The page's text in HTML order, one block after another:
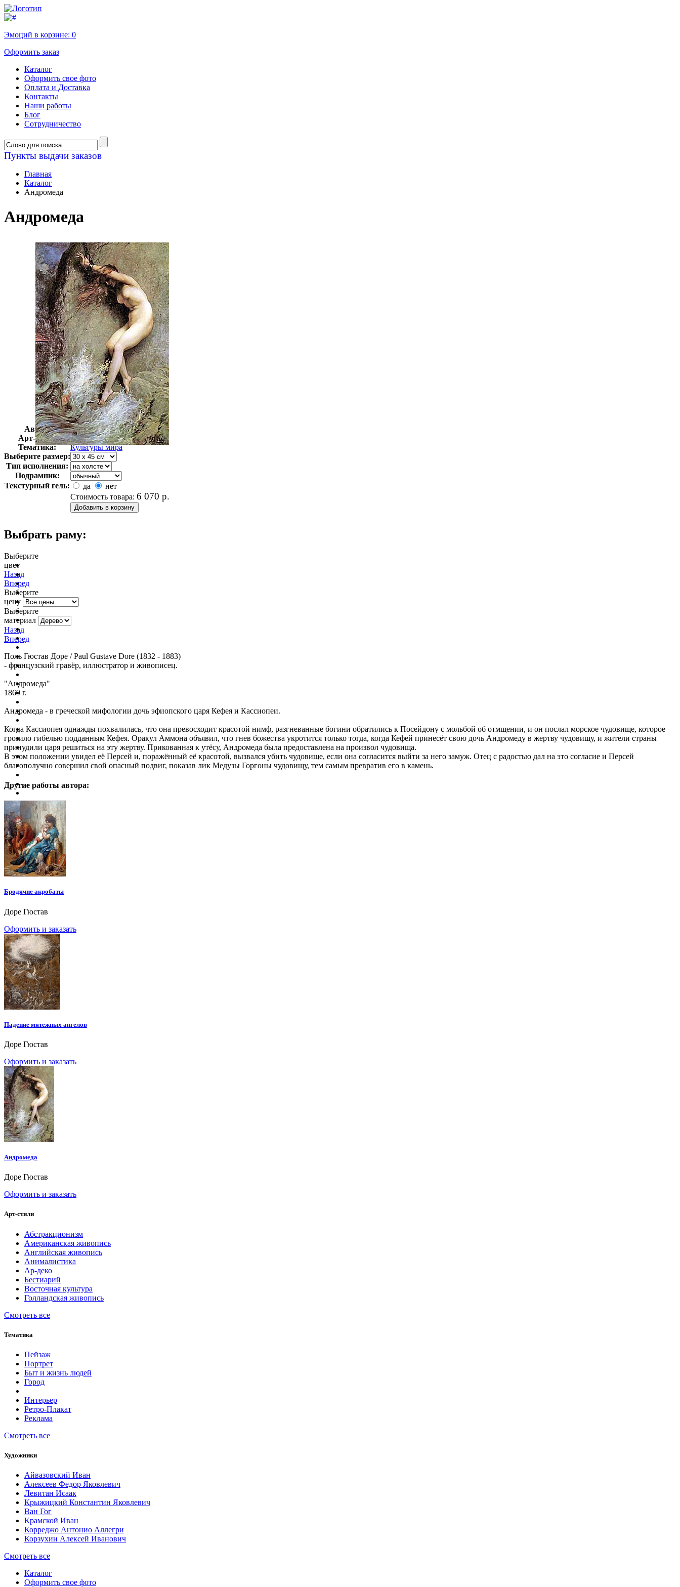
Эмоций в корзине: 0
Оформить заказ
Каталог
Оформить свое фото
Оплата и Доставка
Контакты
Наши работы
Блог
Сотрудничество
Пункты выдачи заказов
Главная
Каталог
Андромеда
Андромеда
Автор:
Доре Гюстав
Арт-стиль
Символизм
Тематика:
Культуры мира
Выберите размер:
Тип исполнения:
Подрамник:
Текстурный гель:
да
нет
Стоимость товара: 6 070 р.
Выбрать раму:
Выберите
цвет
Назад
Вперед
Выберите
цену
Выберите
материал
Назад
Вперед
Поль Гюстав Доре / Paul Gustave Dorе (1832 - 1883)
- французский гравёр, иллюстратор и живописец.
"Андромеда"
1869 г.
Андромеда - в греческой мифологии дочь эфиопского царя Кефея и Кассиопеи.
Когда Кассиопея однажды похвалилась, что она превосходит красотой нимф, разгневанные богини обратились к Посейдону с мольбой об отмщении, и он послал морское чудовище, которое
грозило гибелью подданным Кефея. Оракул Аммона объявил, что гнев божества укротится только тогда, когда Кефей принесёт свою дочь Андромеду в жертву чудовищу, и жители страны
принудили царя решиться на эту жертву. Прикованная к утёсу, Андромеда была предоставлена на произвол чудовища.
В этом положении увидел её Персей и, поражённый её красотой, вызвался убить чудовище, если она согласится выйти за него замуж. Отец с радостью дал на это согласие и Персей
благополучно совершил свой опасный подвиг, показав лик Медузы Горгоны чудовищу, тем самым превратив его в камень.
Другие работы автора:
Бродячие акробаты
Доре Гюстав
Оформить и заказать
Падение мятежных ангелов
Доре Гюстав
Оформить и заказать
Андромеда
Доре Гюстав
Оформить и заказать
Арт-стили
Абстракционизм
Американская живопись
Английская живопись
Анималистика
Ар-деко
Бестиарий
Восточная культура
Голландская живопись
Смотреть все
Тематика
Пейзаж
Портрет
Быт и жизнь людей
Город
Интерьер
Ретро-Плакат
Реклама
Смотреть все
Художники
Айвазовский Иван
Алексеев Федор Яковлевич
Левитан Исаак
Крыжицкий Константин Яковлевич
Ван Гог
Крамской Иван
Корреджо Антонио Аллегри
Корзухин Алексей Иванович
Смотреть все
Каталог
Оформить свое фото